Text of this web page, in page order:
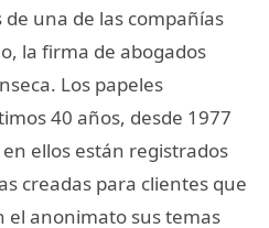
una de las compañías
la firma de abogados
Los papeles
40 años, desde 1977
ellos están registrados
creadas para clientes que
el anonimato sus temas